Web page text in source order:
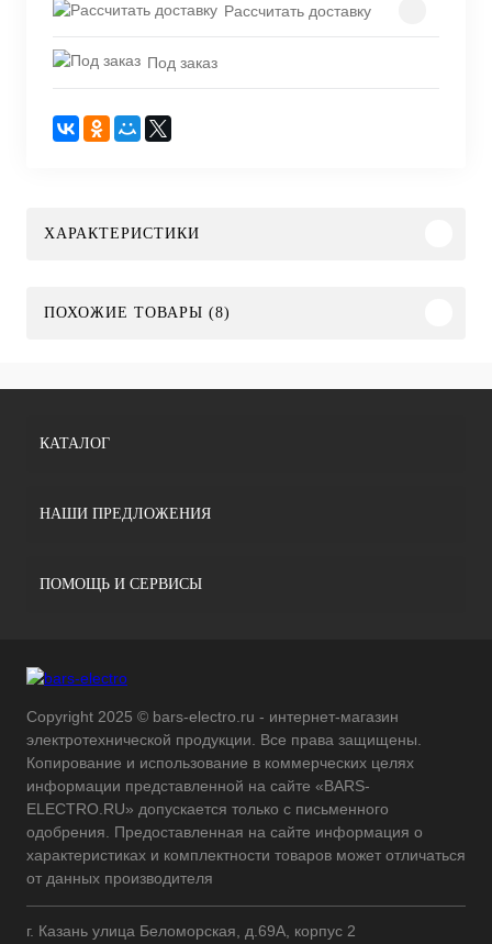
Рассчитать доставку
Под заказ
ХАРАКТЕРИСТИКИ
ПОХОЖИЕ ТОВАРЫ (8)
КАТАЛОГ
НАШИ ПРЕДЛОЖЕНИЯ
ПОМОЩЬ И СЕРВИСЫ
Copyright 2025 © bars-electro.ru - интернет-магазин
электротехнической продукции. Все права защищены.
Копирование и использование в коммерческих целях
информации представленной на сайте «BARS-
ELECTRO.RU» допускается только с письменного
одобрения. Предоставленная на сайте информация о
характеристиках и комплектности товаров может отличаться
от данных производителя
г. Казань улица Беломорская, д.69А, корпус 2